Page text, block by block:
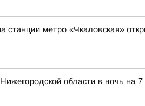
станции метро «Чкаловская»
области в ночь на 7